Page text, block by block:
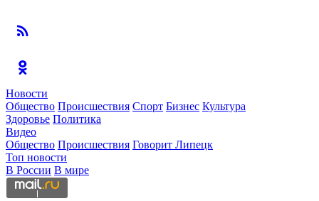
Новости
Общество Происшествия Спорт Бизнес Культура
Здоровье Политика
Видео
Общество Происшествия Говорит Липецк
Топ новости
В России В мире